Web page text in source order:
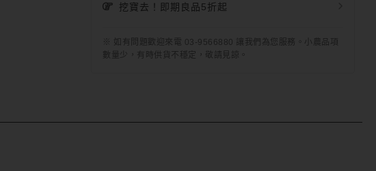
挖寶去！即期良品5折起
※ 如有問題歡迎來電 03-9566880 讓我們為您服務。小農品項
數量少，有時供貨不穩定，敬請見諒。